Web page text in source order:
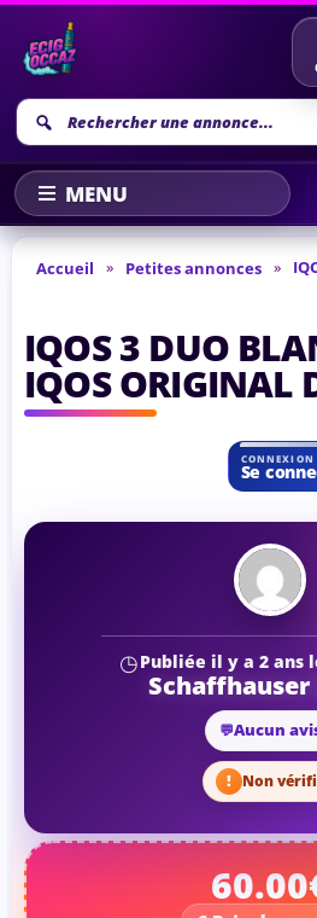
Recherche
annonce
Accueil » Petites annonces »
IQOS 3 DUO
IQOS ORIGINAL
Schaffhauser
Aucun
Non
Publiée il y a 2 ans